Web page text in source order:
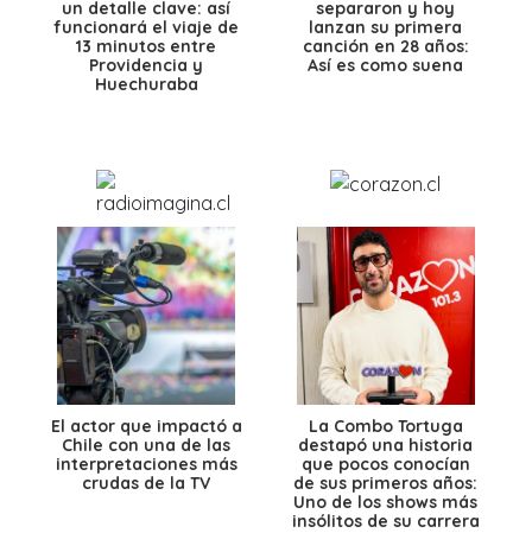
un detalle clave: así
funcionará el viaje de
13 minutos entre
Providencia y
Huechuraba
separaron y hoy
lanzan su primera
canción en 28 años:
Así es como suena
El actor que impactó a
Chile con una de las
interpretaciones más
crudas de la TV
La Combo Tortuga
destapó una historia
que pocos conocían
de sus primeros años:
Uno de los shows más
insólitos de su carrera